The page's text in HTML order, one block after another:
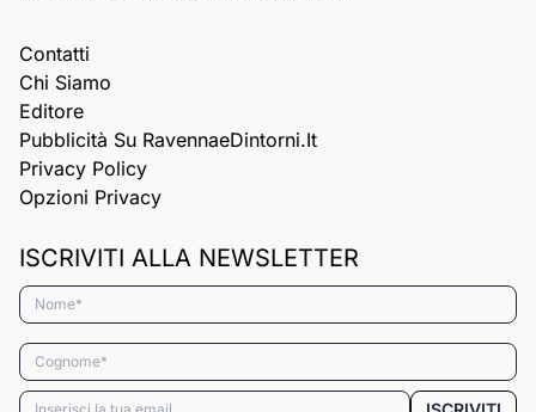
Contatti
Chi Siamo
Editore
Pubblicità Su RavennaeDintorni.it
Privacy Policy
Opzioni Privacy
ISCRIVITI ALLA NEWSLETTER
Nome*
Cognome*
Email*